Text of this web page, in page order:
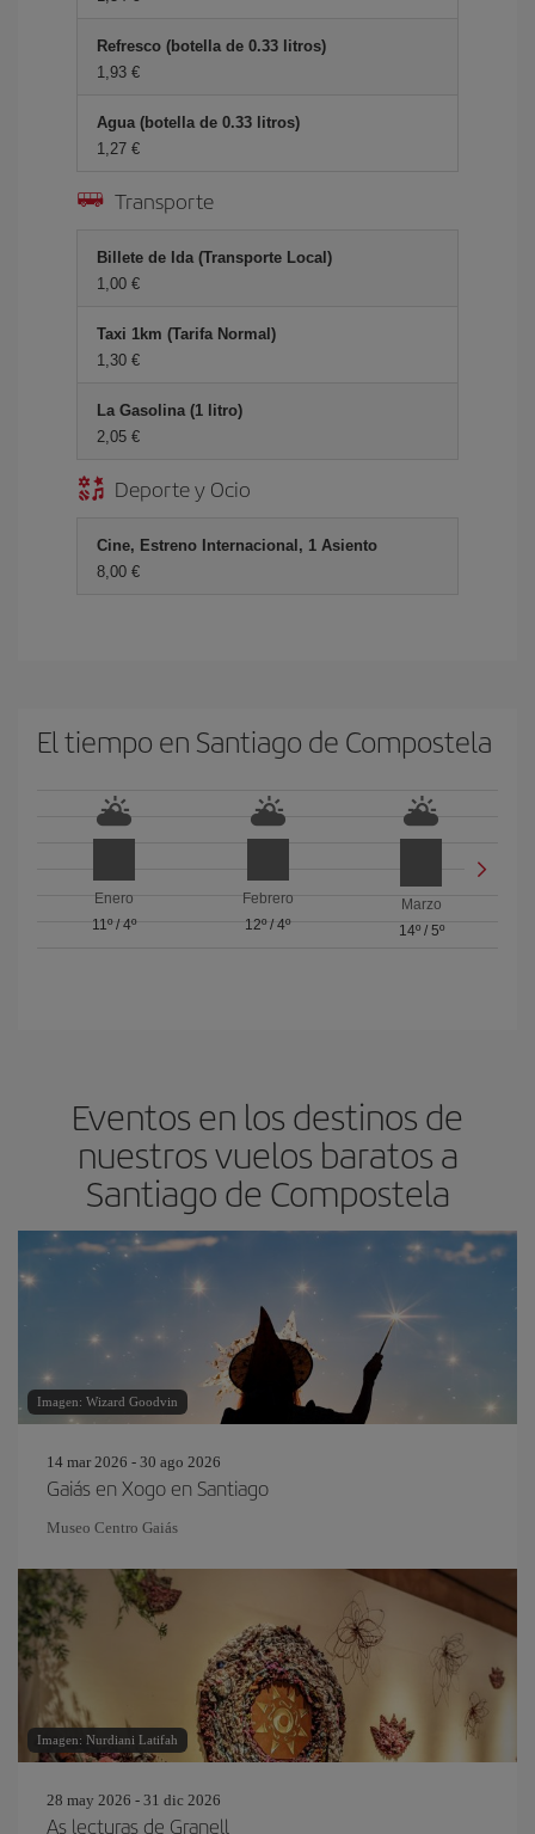
Refresco (botella de 0.33 litros)
1,93 €
Agua (botella de 0.33 litros)
1,27 €
Transporte
Billete de Ida (Transporte Local)
1,00 €
Taxi 1km (Tarifa Normal)
1,30 €
La Gasolina (1 litro)
2,05 €
Deporte y Ocio
Cine, Estreno Internacional, 1 Asiento
8,00 €
El tiempo en Santiago de Compostela
Enero
11º/ 4º
Febrero
12º/ 4º
Marzo
14º/ 5º
Eventos en los destinos de
nuestros vuelos baratos a
Santiago de Compostela
Imagen: Wizard Goodvin
14 mar 2026 - 30 ago 2026
Gaiás en Xogo en Santiago
Museo Centro Gaiás
Imagen: Nurdiani Latifah
28 may 2026 - 31 dic 2026
As lecturas de Granell